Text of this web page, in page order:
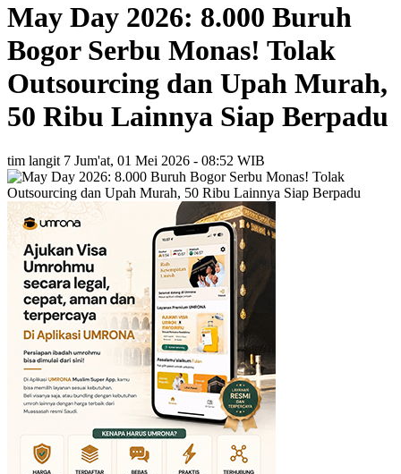
May Day 2026: 8.000 Buruh
Bogor Serbu Monas! Tolak
Outsourcing dan Upah Murah,
50 Ribu Lainnya Siap Berpadu
tim langit 7 Jum'at, 01 Mei 2026 - 08:52 WIB